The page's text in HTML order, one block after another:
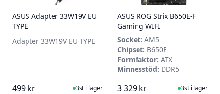
ASUS Adapter 33W19V EU
TYPE
Adapter 33W19V EU TYPE
499 kr I Lager
3st i lager
ASUS ROG Strix B650E-F
Gaming WIFI
Socket: AM5
Chipset: B650E
Formfaktor: ATX
Minnesstöd: DDR5
3 329 kr I Lager
3st i lager